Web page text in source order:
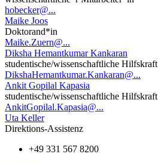
hobecker@...
Maike Joos
Doktorand*in
Maike.Zuern@...
Diksha Hemantkumar Kankaran
studentische/wissenschaftliche Hilfskraft
DikshaHemantkumar.Kankaran@...
Ankit Gopilal Kapasia
studentische/wissenschaftliche Hilfskraft
AnkitGopilal.Kapasia@...
Uta Keller
Direktions-Assistenz
+49 331 567 8200